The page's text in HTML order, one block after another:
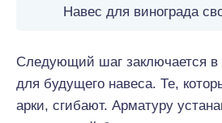
Навес для винограда
Следующий шаг заключается в
для будущего навеса. Те,
арки, сгибают. Арматуру